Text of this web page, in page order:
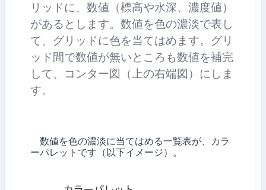
リッドに、数値（標高や水深、濃度値）
があるとします。数値を色の濃淡で表し
て、グリッドに色を当てはめます。グリ
ッド間で数値が無いところも数値を補完
して、コンター図（上の右端図）にしま
す。
数値を色の濃淡に当てはめる一覧表が、カラ
ーパレットです（以下イメージ）。